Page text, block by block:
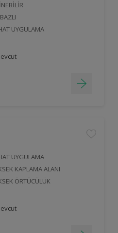
UYGULAMA
UYGULAMA
KAPLAMA ALANI
ÖRTÜCÜLÜK